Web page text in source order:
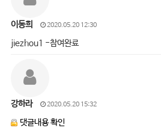
이동희 2020.05.20 12:30
jiezhou1 -참여완료
강하라 2020.05.20 15:32
댓글내용 확인